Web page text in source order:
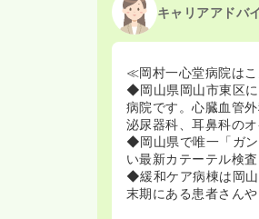
キャリアアドバ
≪岡村一心堂病院は
◆岡山県岡山市東区
病院です。心臓血管
泌尿器科、耳鼻科の
◆岡山県で唯一「ガ
い最新カテーテル検
◆緩和ケア病棟は岡
末期にある患者さん